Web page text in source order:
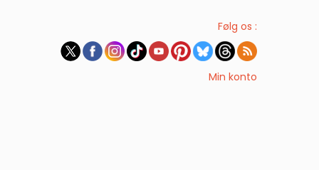
Følg os :
Min konto